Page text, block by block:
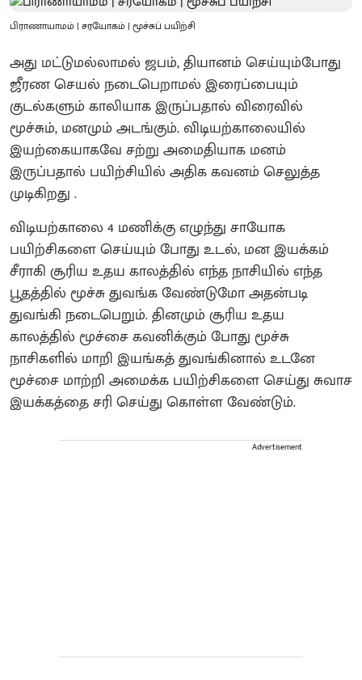
பிராணாயாமம் | சரயோகம் | மூச்சுப் பயிற்சி
அது மட்டுமல்லாமல் ஜபம், தியானம் செய்யும்போது
ஜீரண செயல் நடைபெறாமல் இரைப்பையும்
குடல்களும் காலியாக இருப்பதால் விரைவில்
மூச்சும், மனமும் அடங்கும். விடியற்காலையில்
இயற்கையாகவே சற்று அமைதியாக மனம்
இருப்பதால் பயிற்சியில் அதிக கவனம் செலுத்த
முடிகிறது .
விடியற்காலை 4 மணிக்கு எழுந்து சாயோக
பயிற்சிகளை செய்யும் போது உடல், மன இயக்கம்
சீராகி சூரிய உதய காலத்தில் எந்த நாசியில் எந்த
பூதத்தில் மூச்சு துவங்க வேண்டுமோ அதன்படி
துவங்கி நடைபெறும். தினமும் சூரிய உதய
காலத்தில் மூச்சை கவனிக்கும் போது மூச்சு
நாசிகளில் மாறி இயங்கத் துவங்கினால் உடனே
மூச்சை மாற்றி அமைக்க பயிற்சிகளை செய்து சுவாச
இயக்கத்தை சரி செய்து கொள்ள வேண்டும்.
Advertisement